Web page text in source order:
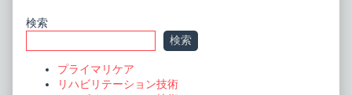
on
分
症
群,
Primary
Sidebar
検索
検索
プライマリケア
リハビリテーション技術